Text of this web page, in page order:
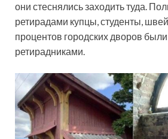
они стеснялись заходить туда.
ретирадами купцы, студенты,
процентов городских дворов
ретирадниками.